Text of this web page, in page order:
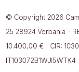
© Copyright 2026
25 28924 Verbania -
10.400,00 € | CIR:
IT103072B1WJI5WTK4